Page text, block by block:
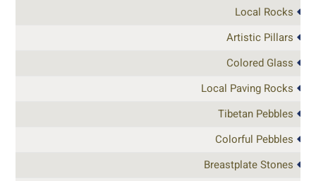
Local Rocks
Artistic Pillars
Colored Glass
Local Paving Rocks
Tibetan Pebbles
Colorful Pebbles
Breastplate Stones